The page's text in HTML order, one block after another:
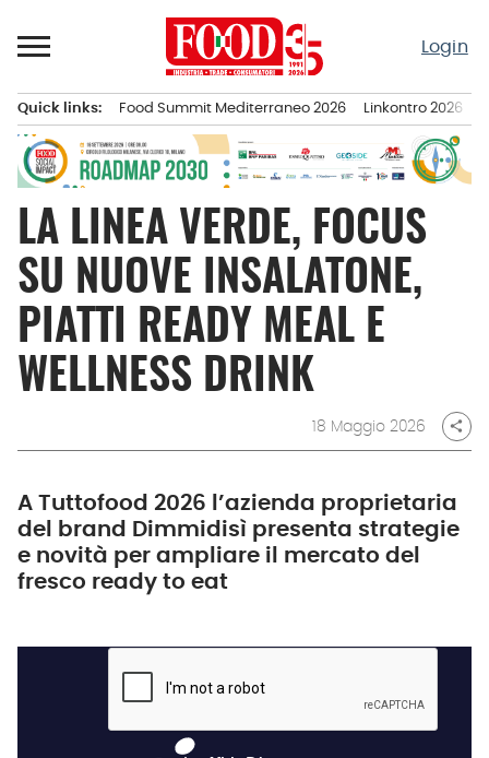
al
Login
principale
Quick links: Food Summit Mediterraneo 2026 Linkontro 2026
LA LINEA VERDE, FOCUS
SU NUOVE INSALATONE,
PIATTI READY MEAL E
WELLNESS DRINK
18 Maggio 2026 share
A Tuttofood 2026 l’azienda proprietaria
del brand Dimmidisì presenta strategie
e novità per ampliare il mercato del
fresco ready to eat